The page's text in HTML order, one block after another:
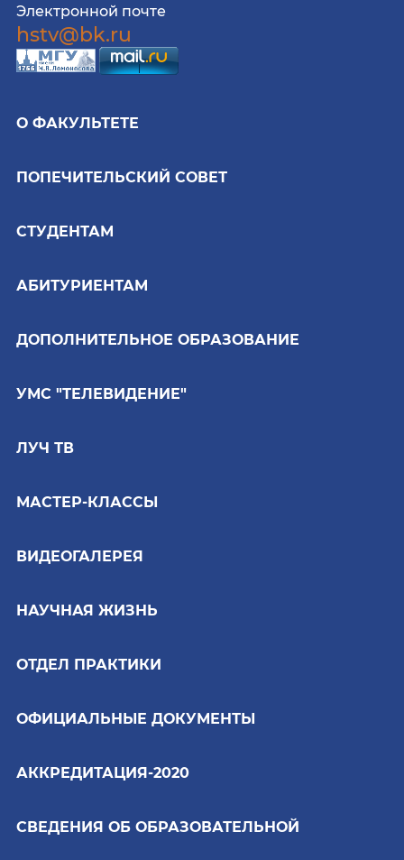
Электронной почте
hstv@bk.ru
О ФАКУЛЬТЕТЕ
ПОПЕЧИТЕЛЬСКИЙ СОВЕТ
СТУДЕНТАМ
АБИТУРИЕНТАМ
ДОПОЛНИТЕЛЬНОЕ ОБРАЗОВАНИЕ
УМС "ТЕЛЕВИДЕНИЕ"
ЛУЧ ТВ
МАСТЕР-КЛАССЫ
ВИДЕОГАЛЕРЕЯ
НАУЧНАЯ ЖИЗНЬ
ОТДЕЛ ПРАКТИКИ
ОФИЦИАЛЬНЫЕ ДОКУМЕНТЫ
АККРЕДИТАЦИЯ-2020
СВЕДЕНИЯ ОБ ОБРАЗОВАТЕЛЬНОЙ